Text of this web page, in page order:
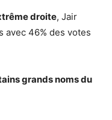
droite, Jair
avec 46% des votes
grands noms du